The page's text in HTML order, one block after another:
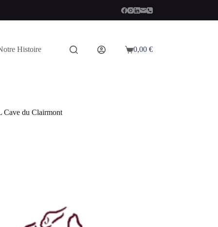
Histoire
Panier
0,00 €
Cave du Clairmont